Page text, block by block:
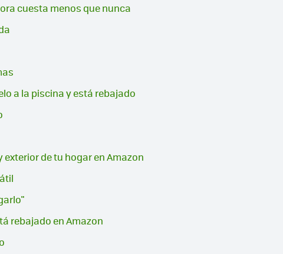
cuesta menos que nunca
a la piscina y está rebajado
de tu hogar en Amazon
rebajado en Amazon